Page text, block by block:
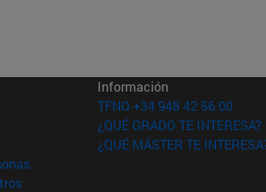
nueva ventana)
ventana)
en nueva ventana)
(abre en nueva ventana)
(abre en nueva ventana)
Información
TFNO +34 948 42 56 00
¿QUÉ GRADO TE INTERESA?
¿QUÉ MÁSTER TE